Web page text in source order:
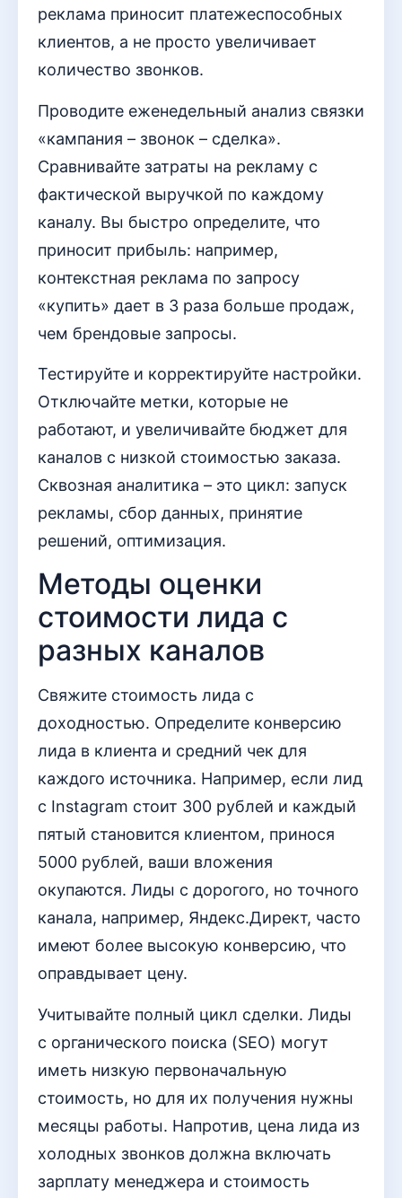
реклама приносит платежеспособных
клиентов, а не просто увеличивает
количество звонков.
Проводите еженедельный анализ связки
«кампания – звонок – сделка».
Сравнивайте затраты на рекламу с
фактической выручкой по каждому
каналу. Вы быстро определите, что
приносит прибыль: например,
контекстная реклама по запросу
«купить» дает в 3 раза больше продаж,
чем брендовые запросы.
Тестируйте и корректируйте настройки.
Отключайте метки, которые не
работают, и увеличивайте бюджет для
каналов с низкой стоимостью заказа.
Сквозная аналитика – это цикл: запуск
рекламы, сбор данных, принятие
решений, оптимизация.
Методы оценки
стоимости лида с
разных каналов
Свяжите стоимость лида с
доходностью. Определите конверсию
лида в клиента и средний чек для
каждого источника. Например, если лид
с Instagram стоит 300 рублей и каждый
пятый становится клиентом, принося
5000 рублей, ваши вложения
окупаются. Лиды с дорогого, но точного
канала, например, Яндекс.Директ, часто
имеют более высокую конверсию, что
оправдывает цену.
Учитывайте полный цикл сделки. Лиды
с органического поиска (SEO) могут
иметь низкую первоначальную
стоимость, но для их получения нужны
месяцы работы. Напротив, цена лида из
холодных звонков должна включать
зарплату менеджера и стоимость